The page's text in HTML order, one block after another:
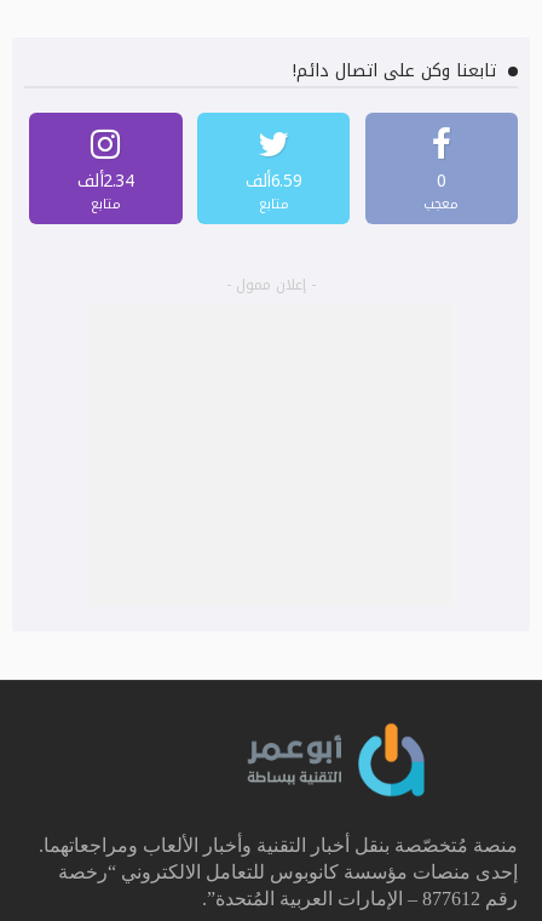
تابعنا وكن على اتصال دائم!
0
معجب
6.59ألف
متابع
2.34ألف
متابع
- إعلان ممول -
منصة مُتخصّصة بنقل أخبار التقنية وأخبار الألعاب ومراجعاتهما.
إحدى منصات مؤسسة كانوبوس للتعامل الالكتروني “رخصة
رقم 877612 – الإمارات العربية المُتحدة”.